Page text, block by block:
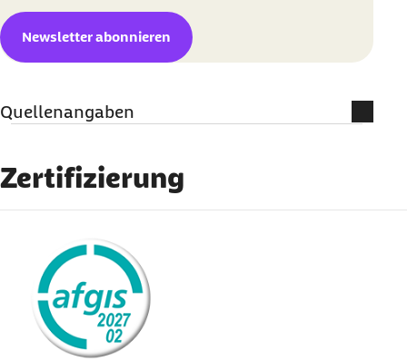
Newsletter abonnieren
Quellenangaben
Angehörige pflegen: Das Magazin für die
Pflege zu Hause, Pflegee.V.(Hrsg.), Ausgabe
www.angehoerige-pflegen.de
Zertifizierung